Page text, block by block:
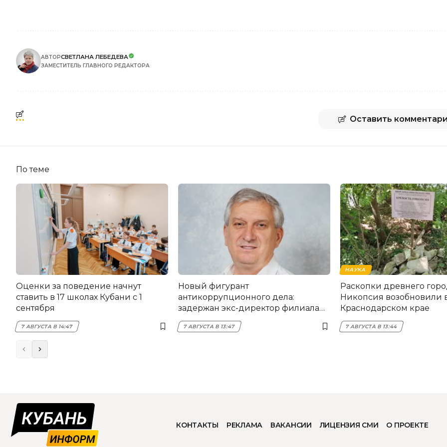
АВТОРСВЕТЛАНА ЛЕБЕДЕВА
ЗАМЕСТИТЕЛЬ ГЛАВНОГО РЕДАКТОРА
Оставить
По теме
Оценки за поведение начнут
ставить в 17 школах Кубани с 1
сентября
7 АВГУСТА В 14:47
Новый фигурант
антикоррупционного дела:
задержан экс-директор филиала
НЭСК Крымска
7 АВГУСТА В 13:47
НАУКА
Раскопки древнего
Никопсия возобновили
Краснодарском крае
7 АВГУСТА В 13:44
КОНТАКТЫ РЕКЛАМА ВАКАНСИИ ЛИЦЕНЗИЯ СМИ О ПРОЕКТЕ